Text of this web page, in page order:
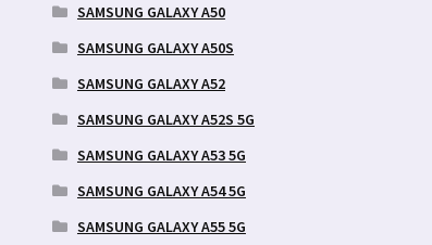
SAMSUNG GALAXY A50
SAMSUNG GALAXY A50S
SAMSUNG GALAXY A52
SAMSUNG GALAXY A52S 5G
SAMSUNG GALAXY A53 5G
SAMSUNG GALAXY A54 5G
SAMSUNG GALAXY A55 5G